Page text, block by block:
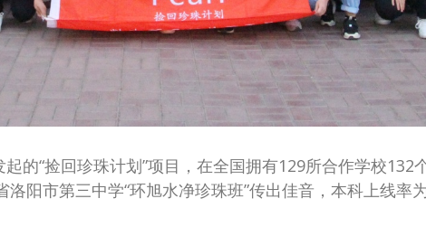
的“捡回珍珠计划”项目，在全国拥有129所合作学校
阳市第三中学“环旭水净珍珠班”传出佳音，本科上线率为